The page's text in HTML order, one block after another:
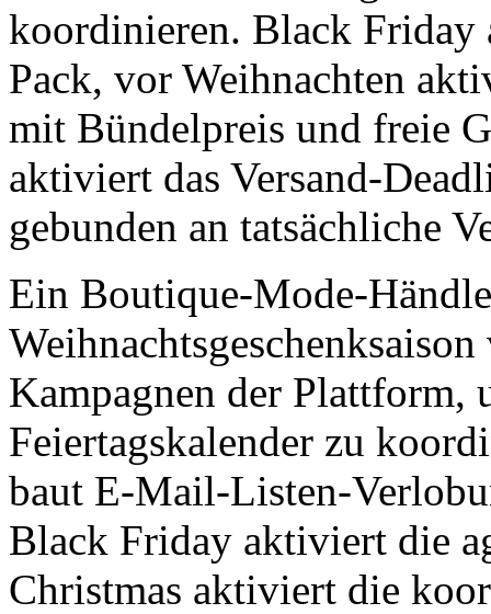
koordinieren. Black
Pack, vor Weihnachten
mit Bündelpreis und freie
aktiviert das Versand-
gebunden an tatsächliche
Ein Boutique-Mode-
Kampagnen der Plattform,
Feiertagskalender zu
baut E-Mail-Listen-
Black Friday aktiviert die
Christmas aktiviert die